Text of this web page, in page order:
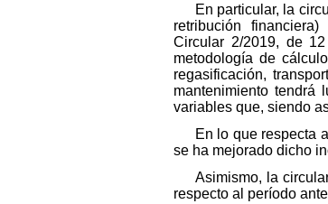
En particular, la
retribución
Circular 2/2019, de
metodología de
regasificación,
mantenimiento tendrá
variables que, siendo
En lo que respecta
se ha mejorado dicho
Asimismo, la
respecto al período